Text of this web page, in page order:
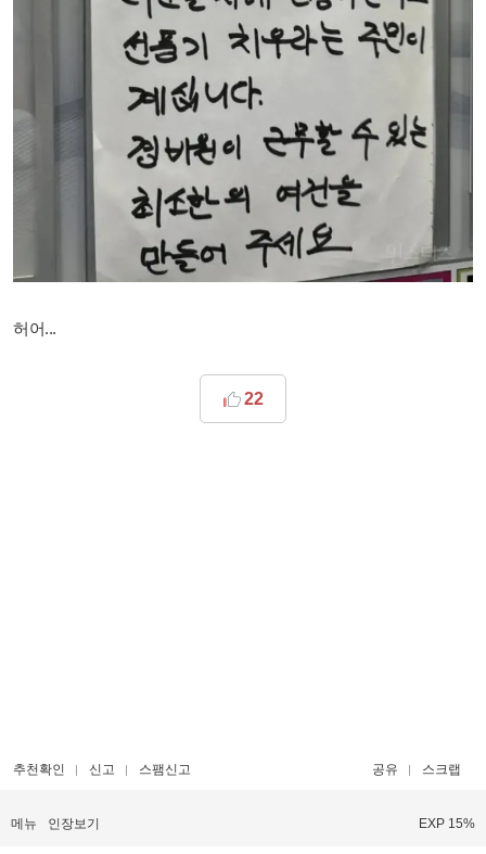
허어...
22
추천확인 신고 스팸신고 공유 스크랩
메뉴 인장보기 EXP 15%